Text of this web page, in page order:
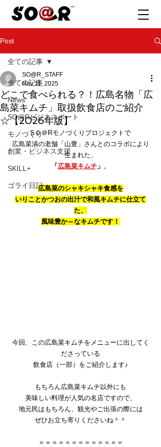
Post
全ての記事
News
SO@Rビジネスポート
モノづくり
創業・ビジネス支援
SKILL+
ゴライ日記
全ての記事
どこで食べられる？！広島名物「広
島菜キムチ」取扱飲食店のご紹介
☆【2026年版】
SO@R_STAFF
Nov 11, 2025
SＯ＠Rモノづくりプロジェクトで
広島菜漬の老舗「山豊」さんとのコラボにより
生まれた、
「 広島菜キムチ」 。
広島菜のシャキシャキ食感を
いりことかつおの出汁で和風キムチに仕立て
た、
風味豊か～なキムチです！
今回、この広島菜キムチをメニューに出してく
ださっている
飲食店（一部）をご紹介します♪
もちろん広島菜キムチ以外にも
美味しい料理が人気の名店ですので、
地元民はもちろん、観光やご出張の際には
ぜひお立ち寄りくださいね＾＾
＝＝＝＝＝＝＝＝＝＝＝＝＝